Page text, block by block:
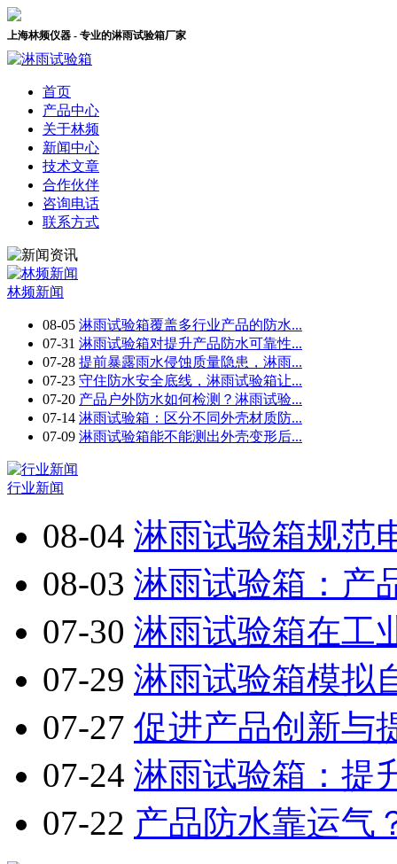
上海林频仪器 - 专业的淋雨试验箱厂家
首页
产品中心
关于林频
新闻中心
技术文章
合作伙伴
咨询电话
联系方式
林频新闻
08-05 淋雨试验箱覆盖多行业产品的防水...
07-31 淋雨试验箱对提升产品防水可靠性...
07-28 提前暴露雨水侵蚀质量隐患，淋雨...
07-23 守住防水安全底线，淋雨试验箱让...
07-20 产品户外防水如何检测？淋雨试验...
07-14 淋雨试验箱：区分不同外壳材质防...
07-09 淋雨试验箱能不能测出外壳变形后...
行业新闻
08-04 淋雨试验箱规范
08-03 淋雨试验箱：产
07-30 淋雨试验箱在工
07-29 淋雨试验箱模拟
07-27 促进产品创新与
07-24 淋雨试验箱：提
07-22 产品防水靠运气